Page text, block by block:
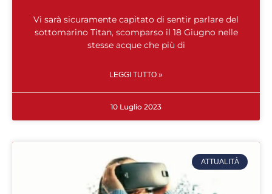
Vi sarà sicuramente capitato di sentir parlare del
sottomarino Titan, scomparso il 18 Giugno nelle
stesse acque che più di
LEGGI TUTTO »
10 Luglio 2023
ATTUALITÀ